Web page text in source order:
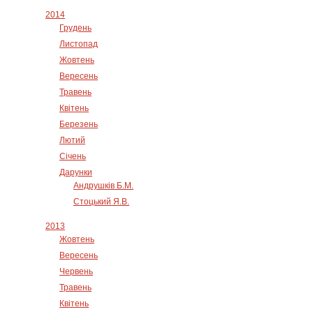
2014
Грудень
Листопад
Жовтень
Вересень
Травень
Квітень
Березень
Лютий
Січень
Дарунки
Андрушків Б.М.
Стоцький Я.В.
2013
Жовтень
Вересень
Червень
Травень
Квітень